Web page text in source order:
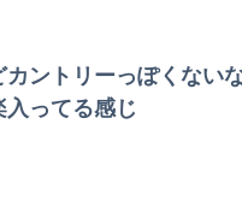
ラ"女神、現る♡♡♡♡
カントリーっぽくな
ってる感じ